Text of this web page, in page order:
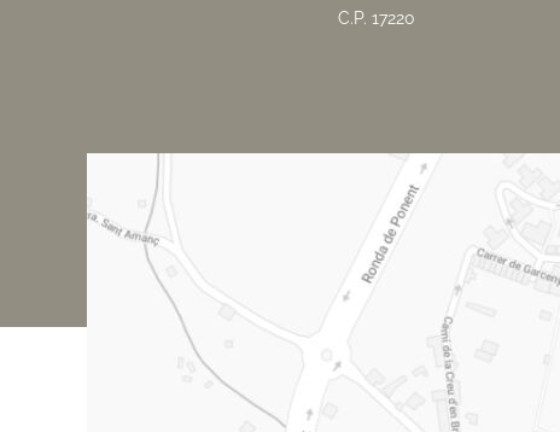
C.P. 17220